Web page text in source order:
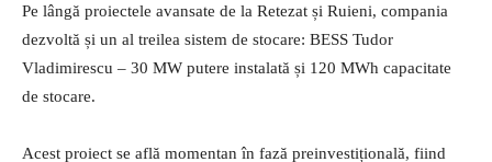
Pe lângă proiectele avansate de la Retezat și Ruieni, compania
dezvoltă și un al treilea sistem de stocare: BESS Tudor
Vladimirescu – 30 MW putere instalată și 120 MWh capacitate
de stocare.
Acest proiect se află momentan în fază preinvestițională, fiind